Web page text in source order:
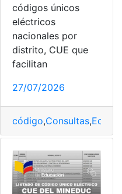
,Educación,
códigos únicos
eléctricos
nacionales por
distrito, CUE que
facilitan
27/07/2026
código,Consultas,